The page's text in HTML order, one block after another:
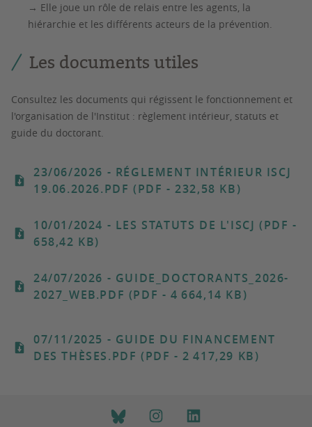
→ Elle joue un rôle de relais entre les agents, la
hiérarchie et les différents acteurs de la prévention.
Les documents utiles
Consultez les documents qui régissent le fonctionnement et
l'organisation de l'Institut : règlement intérieur, statuts et
guide du doctorant.
23/06/2026 - RÉGLEMENT INTÉRIEUR ISCJ
19.06.2026.PDF (PDF - 232,58 KB)
10/01/2024 - LES STATUTS DE L'ISCJ (PDF -
658,42 KB)
24/07/2026 - GUIDE_DOCTORANTS_2026-
2027_WEB.PDF (PDF - 4 664,14 KB)
07/11/2025 - GUIDE DU FINANCEMENT
DES THÈSES.PDF (PDF - 2 417,29 KB)